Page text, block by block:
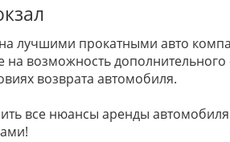
лучшими прокатными авто
возможность
возврата автомобиля.
все нюансы аренды